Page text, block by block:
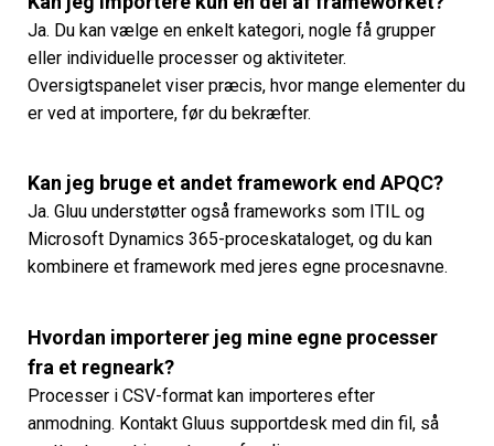
Ja. Du kan vælge en enkelt kategori, nogle få grupper
eller individuelle processer og aktiviteter.
Oversigtspanelet viser præcis, hvor mange elementer du
er ved at importere, før du bekræfter.
Kan jeg bruge et andet framework end APQC?
Ja. Gluu understøtter også frameworks som ITIL og
Microsoft Dynamics 365-proceskataloget, og du kan
kombinere et framework med jeres egne procesnavne.
Hvordan importerer jeg mine egne processer
fra et regneark?
Processer i CSV-format kan importeres efter
anmodning. Kontakt Gluus supportdesk med din fil, så